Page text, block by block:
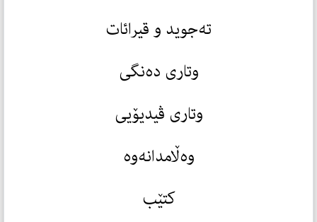
تەجوید و قیرائات
وتاری دەنگی
وتاری ڤیدیۆیی
وەڵامدانەوە
کتێب